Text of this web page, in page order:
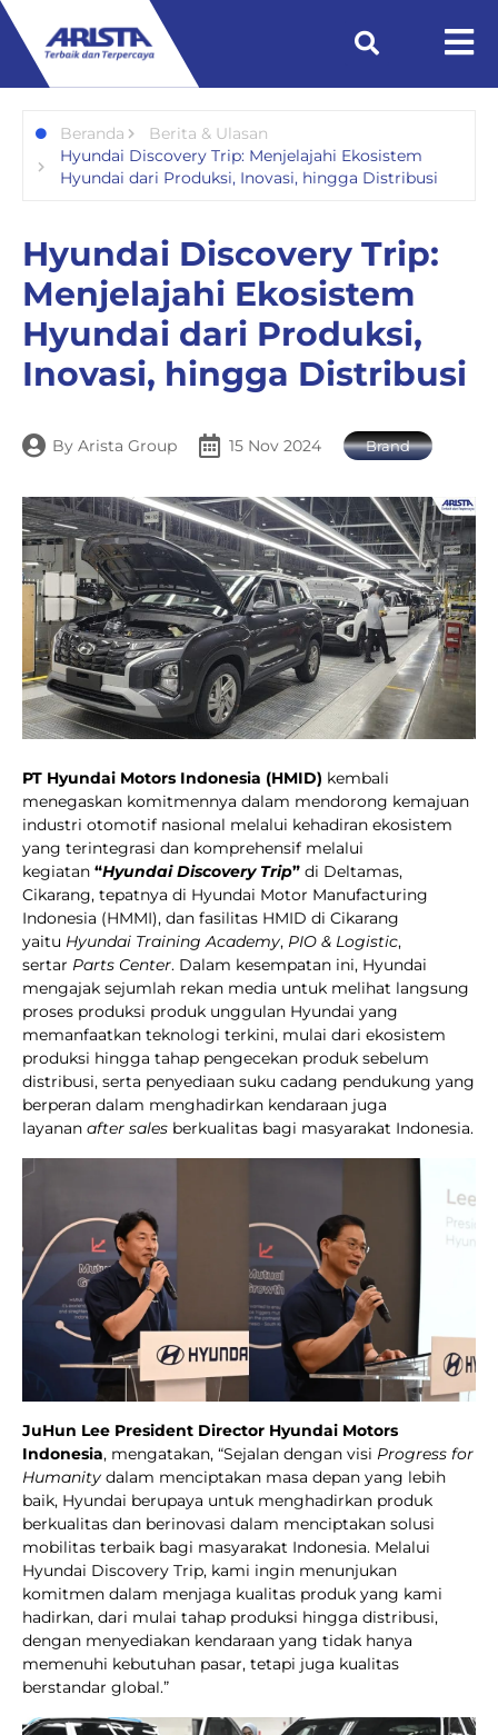
Beranda
Berita & Ulasan
Hyundai Discovery Trip: Menjelajahi Ekosistem
Hyundai dari Produksi, Inovasi, hingga Distribusi
Hyundai Discovery Trip:
Menjelajahi Ekosistem
Hyundai dari Produksi,
Inovasi, hingga Distribusi
By Arista Group 15 Nov 2024 Brand
PT Hyundai Motors Indonesia (HMID) kembali
menegaskan komitmennya dalam mendorong kemajuan
industri otomotif nasional melalui kehadiran ekosistem
yang terintegrasi dan komprehensif melalui
kegiatan “Hyundai Discovery Trip” di Deltamas,
Cikarang, tepatnya di Hyundai Motor Manufacturing
Indonesia (HMMI), dan fasilitas HMID di Cikarang
yaitu Hyundai Training Academy, PIO & Logistic,
sertar Parts Center. Dalam kesempatan ini, Hyundai
mengajak sejumlah rekan media untuk melihat langsung
proses produksi produk unggulan Hyundai yang
memanfaatkan teknologi terkini, mulai dari ekosistem
produksi hingga tahap pengecekan produk sebelum
distribusi, serta penyediaan suku cadang pendukung yang
berperan dalam menghadirkan kendaraan juga
layanan after sales berkualitas bagi masyarakat Indonesia.
JuHun Lee President Director Hyundai Motors
Indonesia, mengatakan, “Sejalan dengan visi Progress for
Humanity dalam menciptakan masa depan yang lebih
baik, Hyundai berupaya untuk menghadirkan produk
berkualitas dan berinovasi dalam menciptakan solusi
mobilitas terbaik bagi masyarakat Indonesia. Melalui
Hyundai Discovery Trip, kami ingin menunjukan
komitmen dalam menjaga kualitas produk yang kami
hadirkan, dari mulai tahap produksi hingga distribusi,
dengan menyediakan kendaraan yang tidak hanya
memenuhi kebutuhan pasar, tetapi juga kualitas
berstandar global.”